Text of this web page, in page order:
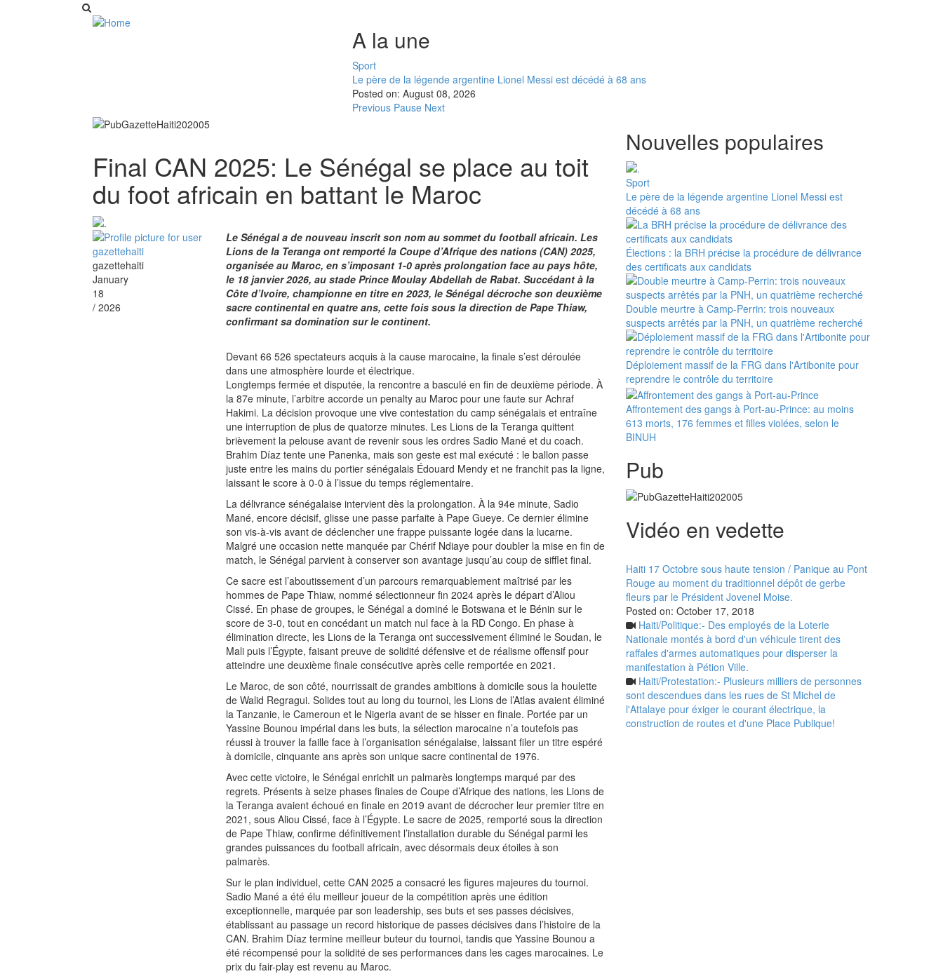
A la une
Sport
Le père de la légende argentine Lionel Messi est décédé à 68 ans
Posted on: August 08, 2026
Previous Pause Next
Final CAN 2025: Le Sénégal se place au toit
du foot africain en battant le Maroc
gazettehaiti
January
18
/ 2026
Le Sénégal a de nouveau inscrit son nom au sommet du football africain. Les
Lions de la Teranga ont remporté la Coupe d’Afrique des nations (CAN) 2025,
organisée au Maroc, en s’imposant 1-0 après prolongation face au pays hôte,
le 18 janvier 2026, au stade Prince Moulay Abdellah de Rabat. Succédant à la
Côte d’Ivoire, championne en titre en 2023, le Sénégal décroche son deuxième
sacre continental en quatre ans, cette fois sous la direction de Pape Thiaw,
confirmant sa domination sur le continent.
Devant 66 526 spectateurs acquis à la cause marocaine, la finale s’est déroulée
dans une atmosphère lourde et électrique.
Longtemps fermée et disputée, la rencontre a basculé en fin de deuxième période. À
la 87e minute, l’arbitre accorde un penalty au Maroc pour une faute sur Achraf
Hakimi. La décision provoque une vive contestation du camp sénégalais et entraîne
une interruption de plus de quatorze minutes. Les Lions de la Teranga quittent
brièvement la pelouse avant de revenir sous les ordres Sadio Mané et du coach.
Brahim Díaz tente une Panenka, mais son geste est mal exécuté : le ballon passe
juste entre les mains du portier sénégalais Édouard Mendy et ne franchit pas la ligne,
laissant le score à 0-0 à l’issue du temps réglementaire.
La délivrance sénégalaise intervient dès la prolongation. À la 94e minute, Sadio
Mané, encore décisif, glisse une passe parfaite à Pape Gueye. Ce dernier élimine
son vis-à-vis avant de déclencher une frappe puissante logée dans la lucarne.
Malgré une occasion nette manquée par Chérif Ndiaye pour doubler la mise en fin de
match, le Sénégal parvient à conserver son avantage jusqu’au coup de sifflet final.
Ce sacre est l’aboutissement d’un parcours remarquablement maîtrisé par les
hommes de Pape Thiaw, nommé sélectionneur fin 2024 après le départ d’Aliou
Cissé. En phase de groupes, le Sénégal a dominé le Botswana et le Bénin sur le
score de 3-0, tout en concédant un match nul face à la RD Congo. En phase à
élimination directe, les Lions de la Teranga ont successivement éliminé le Soudan, le
Mali puis l’Égypte, faisant preuve de solidité défensive et de réalisme offensif pour
atteindre une deuxième finale consécutive après celle remportée en 2021.
Le Maroc, de son côté, nourrissait de grandes ambitions à domicile sous la houlette
de Walid Regragui. Solides tout au long du tournoi, les Lions de l’Atlas avaient éliminé
la Tanzanie, le Cameroun et le Nigeria avant de se hisser en finale. Portée par un
Yassine Bounou impérial dans les buts, la sélection marocaine n’a toutefois pas
réussi à trouver la faille face à l’organisation sénégalaise, laissant filer un titre espéré
à domicile, cinquante ans après son unique sacre continental de 1976.
Avec cette victoire, le Sénégal enrichit un palmarès longtemps marqué par des
regrets. Présents à seize phases finales de Coupe d’Afrique des nations, les Lions de
la Teranga avaient échoué en finale en 2019 avant de décrocher leur premier titre en
2021, sous Aliou Cissé, face à l’Égypte. Le sacre de 2025, remporté sous la direction
de Pape Thiaw, confirme définitivement l’installation durable du Sénégal parmi les
grandes puissances du football africain, avec désormais deux étoiles à son
palmarès.
Sur le plan individuel, cette CAN 2025 a consacré les figures majeures du tournoi.
Sadio Mané a été élu meilleur joueur de la compétition après une édition
exceptionnelle, marquée par son leadership, ses buts et ses passes décisives,
établissant au passage un record historique de passes décisives dans l’histoire de la
CAN. Brahim Díaz termine meilleur buteur du tournoi, tandis que Yassine Bounou a
été récompensé pour la solidité de ses performances dans les cages marocaines. Le
prix du fair-play est revenu au Maroc.
Nouvelles populaires
Sport
Le père de la légende argentine Lionel Messi est
décédé à 68 ans
Élections : la BRH précise la procédure de délivrance
des certificats aux candidats
Double meurtre à Camp-Perrin: trois nouveaux
suspects arrêtés par la PNH, un quatrième recherché
Déploiement massif de la FRG dans l'Artibonite pour
reprendre le contrôle du territoire
Affrontement des gangs à Port-au-Prince: au moins
613 morts, 176 femmes et filles violées, selon le
BINUH
Pub
Vidéo en vedette
Haiti 17 Octobre sous haute tension / Panique au Pont
Rouge au moment du traditionnel dépôt de gerbe
fleurs par le Président Jovenel Moise.
Posted on: October 17, 2018
Haiti/Politique:- Des employés de la Loterie
Nationale montés à bord d'un véhicule tirent des
raffales d'armes automatiques pour disperser la
manifestation à Pétion Ville.
Haiti/Protestation:- Plusieurs milliers de personnes
sont descendues dans les rues de St Michel de
l'Attalaye pour éxiger le courant électrique, la
construction de routes et d'une Place Publique!